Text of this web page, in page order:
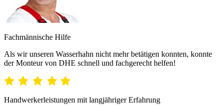
Fachmännische Hilfe
Als wir unseren Wasserhahn nicht mehr betätigen konnten, konnte
der Monteur von DHE schnell und fachgerecht helfen!
Handwerkerleistungen mit langjähriger Erfahrung